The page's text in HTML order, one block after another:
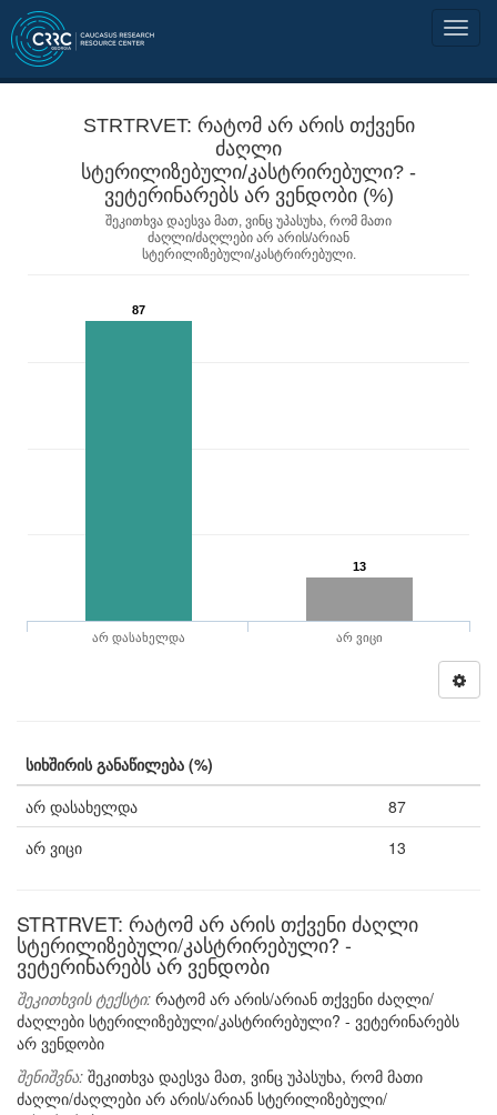
STRTRVET: რატომ არ არის თქვენი
ძაღლი
სტერილიზებული/კასტრირებული? -
ვეტერინარებს არ ვენდობი (%)
შეკითხვა დაესვა მათ, ვინც უპასუხა, რომ მათი
ძაღლი/ძაღლები არ არის/არიან
სტერილიზებული/კასტრირებული.
87
13
არ დასახელდა არ ვიცი
სიხშირის განაწილება (%)
არ დასახელდა
87
არ ვიცი
13
STRTRVET: რატომ არ არის თქვენი ძაღლი
სტერილიზებული/კასტრირებული? -
ვეტერინარებს არ ვენდობი
შეკითხვის ტექსტი: რატომ არ არის/არიან თქვენი ძაღლი/
ძაღლები სტერილიზებული/კასტრირებული? - ვეტერინარებს
არ ვენდობი
შენიშვნა: შეკითხვა დაესვა მათ, ვინც უპასუხა, რომ მათი
ძაღლი/ძაღლები არ არის/არიან სტერილიზებული/